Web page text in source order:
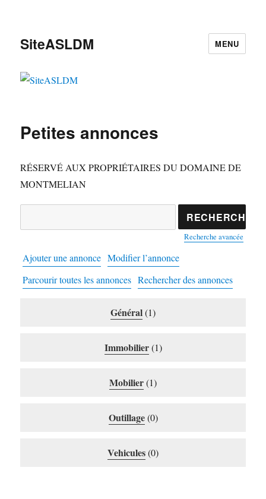
SiteASLDM MENU
Petites annonces
RÉSERVÉ AUX PROPRIÉTAIRES DU DOMAINE DE
MONTMELIAN
Recherche avancée
Ajouter une annonce Modifier l’annonce
Parcourir toutes les annonces Rechercher des annonces
Général(1)
Immobilier(1)
Mobilier(1)
Outillage(0)
Vehicules(0)